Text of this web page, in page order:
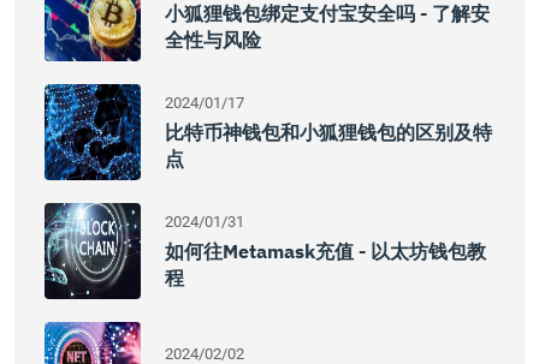
小狐狸钱包绑定支付宝安全吗 - 了解安
全性与风险
2024/01/17
比特币神钱包和小狐狸钱包的区别及特
点
2024/01/31
如何往Metamask充值 - 以太坊钱包教
程
2024/02/02